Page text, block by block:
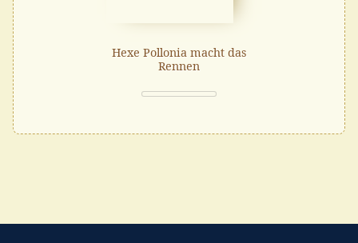
Hexe Pollonia macht das
Rennen